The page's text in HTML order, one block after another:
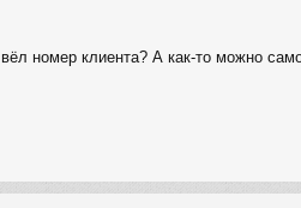
номер клиента? А как-то можно